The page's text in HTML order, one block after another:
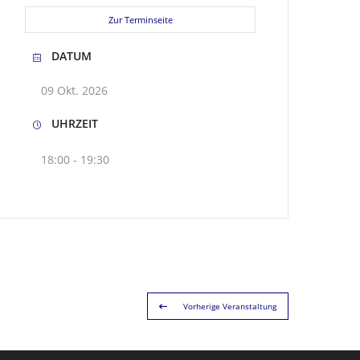
Zur Terminseite
DATUM
09 Okt. 2026
UHRZEIT
18:00 - 19:30
Vorherige Veranstaltung